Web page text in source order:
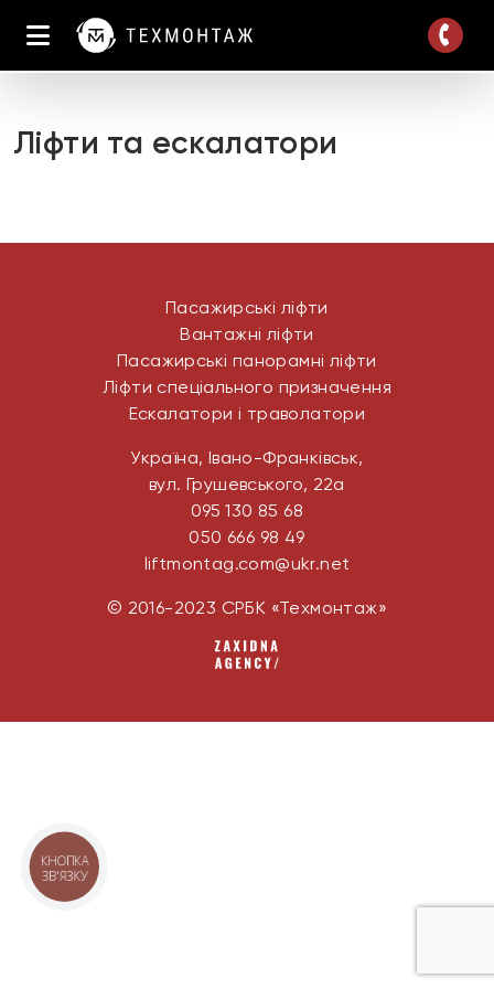
Ліфти та ескалатори
Пасажирські ліфти
Вантажні ліфти
Пасажирські панорамні ліфти
Ліфти спеціального призначення
Ескалатори і траволатори
Україна, Івано-Франківськ,
вул. Грушевського, 22а
095 130 85 68
050 666 98 49
liftmontag.com@ukr.net
© 2016-2023 СРБК «Техмонтаж»
КНОПКА
ЗВ'ЯЗКУ